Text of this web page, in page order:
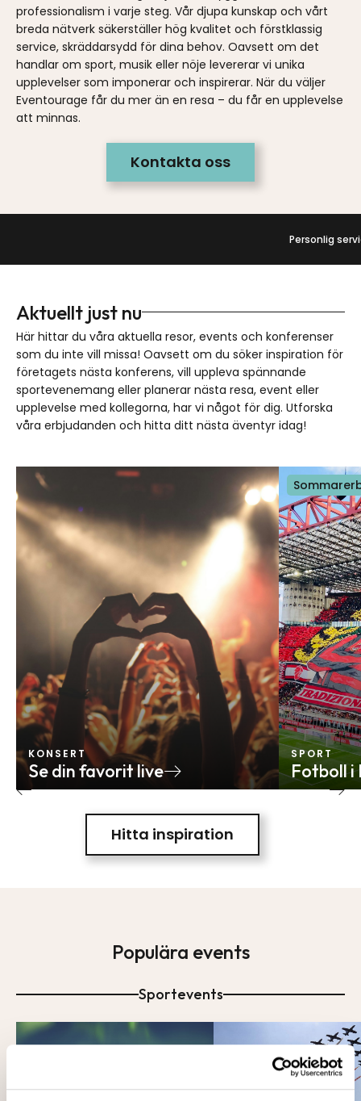
professionalism i varje steg. Vår djupa kunskap och vårt
breda nätverk säkerställer hög kvalitet och förstklassig
service, skräddarsydd för dina behov. Oavsett om det
handlar om sport, musik eller nöje levererar vi unika
upplevelser som imponerar och inspirerar. När du väljer
Eventourage får du mer än en resa – du får en upplevelse
att minnas.
Kontakta oss
Skräddarsydda
Aktuellt just nu
Här hittar du våra aktuella resor, events och konferenser
som du inte vill missa! Oavsett om du söker inspiration för
företagets nästa konferens, vill uppleva spännande
sportevenemang eller planerar nästa resa, event eller
upplevelse med kollegorna, har vi något för dig. Utforska
våra erbjudanden och hitta ditt nästa äventyr idag!
KONSERT
Se din favorit live
SPORT
Fotboll i
Hitta inspiration
Populära events
Sportevents